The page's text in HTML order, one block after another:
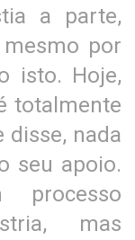
a parte,
por
isto. Hoje,
totalmente
disse, nada
seu apoio.
mas